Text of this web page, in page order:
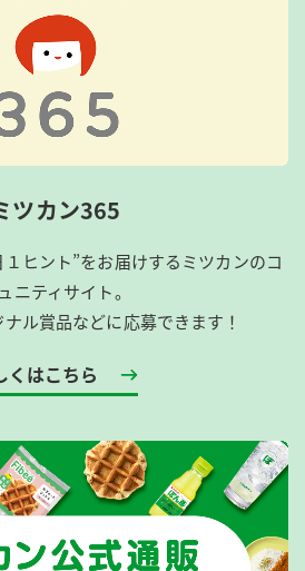
ツカン365
ヒント”をお届けするミツカンのコ
ニティサイト。
ル賞品などに応募できます！
くはこちら